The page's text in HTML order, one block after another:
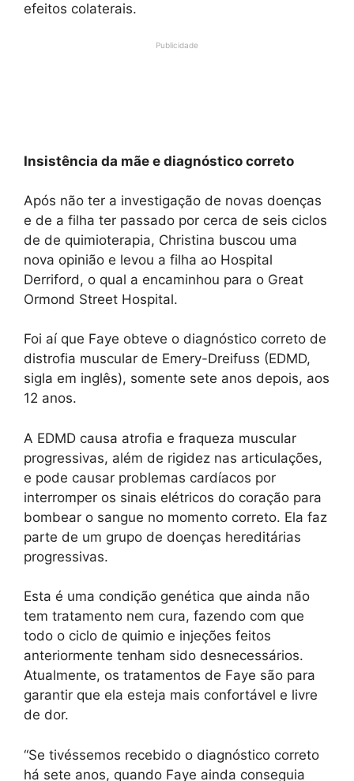
efeitos colaterais.
Publicidade
Insistência da mãe e diagnóstico correto
Após não ter a investigação de novas doenças
e de a filha ter passado por cerca de seis ciclos
de de quimioterapia, Christina buscou uma
nova opinião e levou a filha ao Hospital
Derriford, o qual a encaminhou para o Great
Ormond Street Hospital.
Foi aí que Faye obteve o diagnóstico correto de
distrofia muscular de Emery-Dreifuss (EDMD,
sigla em inglês), somente sete anos depois, aos
12 anos.
A EDMD causa atrofia e fraqueza muscular
progressivas, além de rigidez nas articulações,
e pode causar problemas cardíacos por
interromper os sinais elétricos do coração para
bombear o sangue no momento correto. Ela faz
parte de um grupo de doenças hereditárias
progressivas.
Esta é uma condição genética que ainda não
tem tratamento nem cura, fazendo com que
todo o ciclo de quimio e injeções feitos
anteriormente tenham sido desnecessários.
Atualmente, os tratamentos de Faye são para
garantir que ela esteja mais confortável e livre
de dor.
“Se tivéssemos recebido o diagnóstico correto
há sete anos, quando Faye ainda conseguia